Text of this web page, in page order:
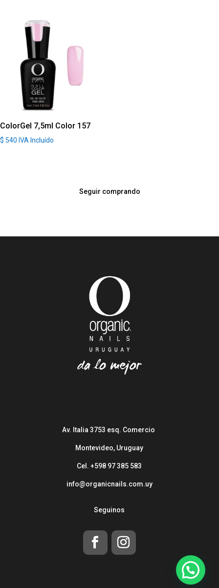
ColorGel 7,5ml Color 157
$ 540 IVA Incluído
Seguir comprando
Av. Italia 3753 esq. Comercio
Montevideo, Uruguay
Cel. +598 97 385 583
info@organicnails.com.uy
Seguinos